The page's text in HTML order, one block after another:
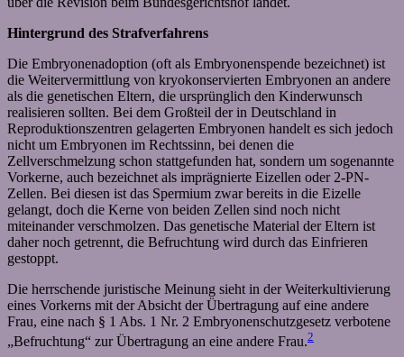
Hintergrund des Strafverfahrens
Die Embryonenadoption (oft als Embryonenspende bezeichnet) ist
die Weitervermittlung von kryokonservierten Embryonen an andere
als die genetischen Eltern, die ursprünglich den Kinderwunsch
realisieren sollten. Bei dem Großteil der in Deutschland in
Reproduktionszentren gelagerten Embryonen handelt es sich jedoch
nicht um Embryonen im Rechtssinn, bei denen die
Zellverschmelzung schon stattgefunden hat, sondern um sogenannte
Vorkerne, auch bezeichnet als imprägnierte Eizellen oder 2-PN-
Zellen. Bei diesen ist das Spermium zwar bereits in die Eizelle
gelangt, doch die Kerne von beiden Zellen sind noch nicht
miteinander verschmolzen. Das genetische Material der Eltern ist
daher noch getrennt, die Befruchtung wird durch das Einfrieren
gestoppt.
Die herrschende juristische Meinung sieht in der Weiterkultivierung
eines Vorkerns mit der Absicht der Übertragung auf eine andere
Frau, eine nach § 1 Abs. 1 Nr. 2 Embryonenschutzgesetz verbotene
„Befruchtung“ zur Übertragung an eine andere Frau.2